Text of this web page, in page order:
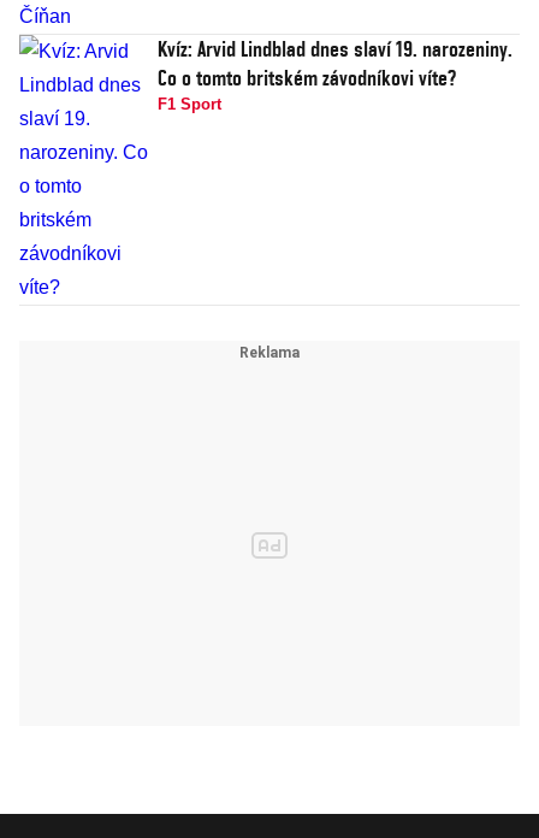
Kvíz: Arvid Lindblad dnes slaví 19. narozeniny.
Co o tomto britském závodníkovi víte?
F1 Sport